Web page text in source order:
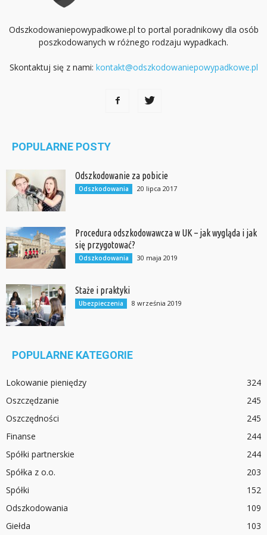
Odszkodowaniepowypadkowe.pl to portal poradnikowy dla osób
poszkodowanych w różnego rodzaju wypadkach.
Skontaktuj się z nami: kontakt@odszkodowaniepowypadkowe.pl
POPULARNE POSTY
Odszkodowanie za pobicie
Odszkodowania 20 lipca 2017
Procedura odszkodowawcza w UK – jak wygląda i jak
się przygotować?
Odszkodowania 30 maja 2019
Staże i praktyki
Ubezpieczenia 8 września 2019
POPULARNE KATEGORIE
Lokowanie pieniędzy
324
Oszczędzanie
245
Oszczędności
245
Finanse
244
Spółki partnerskie
244
Spółka z o.o.
203
Spółki
152
Odszkodowania
109
Giełda
103